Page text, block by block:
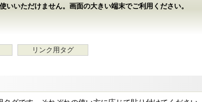
いいただけません。画面の大きい端末でご利用ください。
リンク用タグ